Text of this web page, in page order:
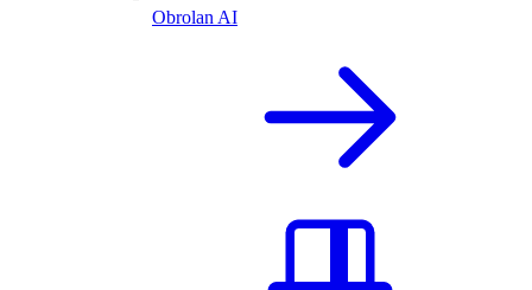
Obrolan AI